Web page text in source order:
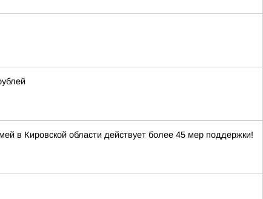
в Кировской области действует более 45 мер поддержки!